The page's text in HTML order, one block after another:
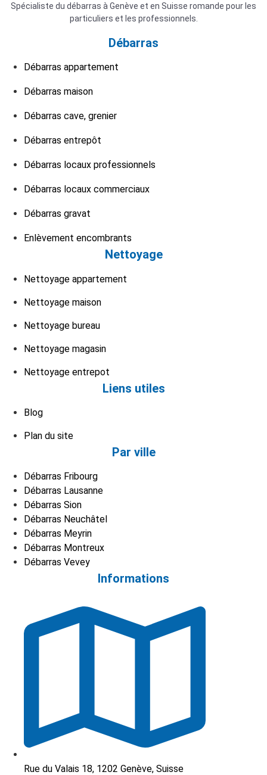
Spécialiste du débarras à Genève et en Suisse romande pour les
particuliers et les professionnels.
Débarras
Débarras appartement
Débarras maison
Débarras cave, grenier
Débarras entrepôt
Débarras locaux professionnels
Débarras locaux commerciaux
Débarras gravat
Enlèvement encombrants
Nettoyage
Nettoyage appartement
Nettoyage maison
Nettoyage bureau
Nettoyage magasin
Nettoyage entrepot
Liens utiles
Blog
Plan du site
Par ville
Débarras Fribourg
Débarras Lausanne
Débarras Sion
Débarras Neuchâtel
Débarras Meyrin
Débarras Montreux
Débarras Vevey
Informations
Rue du Valais 18, 1202 Genève, Suisse